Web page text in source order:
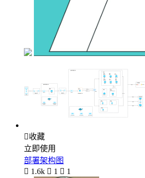
收藏
立即使用
部署架构图
 1.6k  1  1